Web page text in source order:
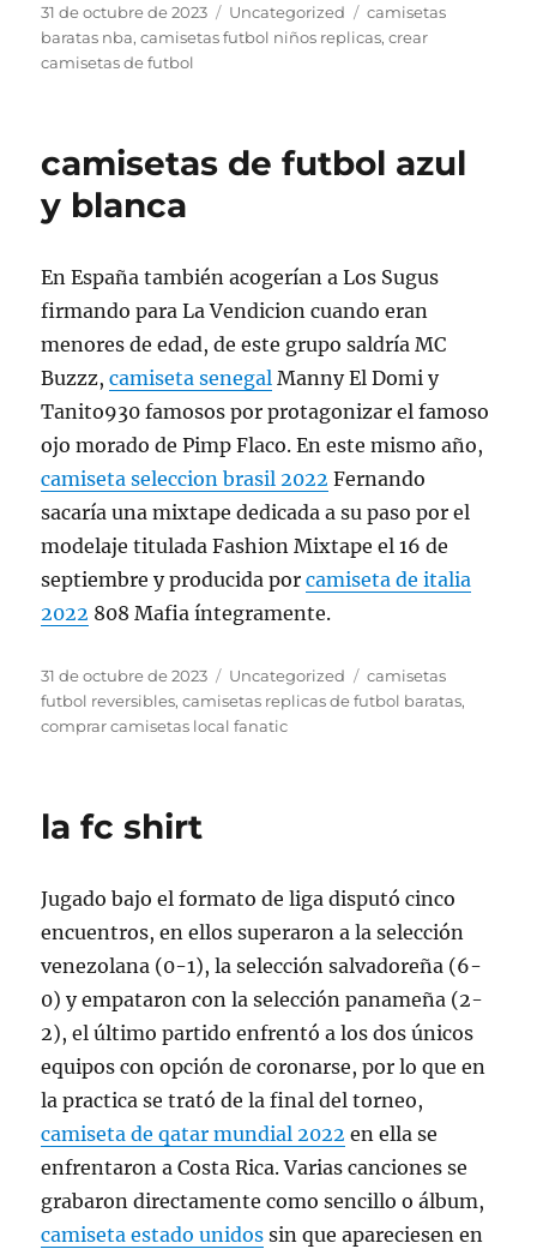
Publicado
el
31 de octubre de 2023 Categorías
Uncategorized Etiquetas
camisetas
baratas nba,camisetas futbol niños replicas,crear
camisetas de futbol
camisetas de futbol azul
y blanca
En España también acogerían a Los Sugus
firmando para La Vendicion cuando eran
menores de edad, de este grupo saldría MC
Buzzz,camiseta senegal Manny El Domi y
Tanito930 famosos por protagonizar el famoso
ojo morado de Pimp Flaco. En este mismo año,
camiseta seleccion brasil 2022 Fernando
sacaría una mixtape dedicada a su paso por el
modelaje titulada Fashion Mixtape el 16 de
septiembre y producida porcamiseta de italia
2022 808 Mafia íntegramente.
Publicado
el
31 de octubre de 2023 Categorías
Uncategorized Etiquetas
camisetas
futbol reversibles,camisetas replicas de futbol baratas,
comprar camisetas local fanatic
la fc shirt
Jugado bajo el formato de liga disputó cinco
encuentros, en ellos superaron a la selección
venezolana (0-1), la selección salvadoreña (6-
0) y empataron con la selección panameña (2-
2), el último partido enfrentó a los dos únicos
equipos con opción de coronarse, por lo que en
la practica se trató de la final del torneo,
camiseta de qatar mundial 2022 en ella se
enfrentaron a Costa Rica. Varias canciones se
grabaron directamente como sencillo o álbum,
camiseta estado unidos sin que apareciesen en